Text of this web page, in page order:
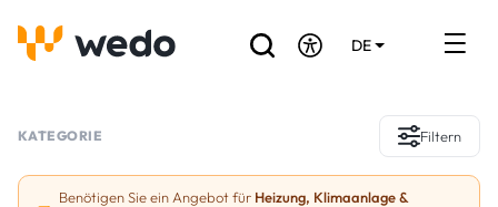
DE
KATEGORIE Filtern
Benötigen Sie ein Angebot für Heizung, Klimaanlage &